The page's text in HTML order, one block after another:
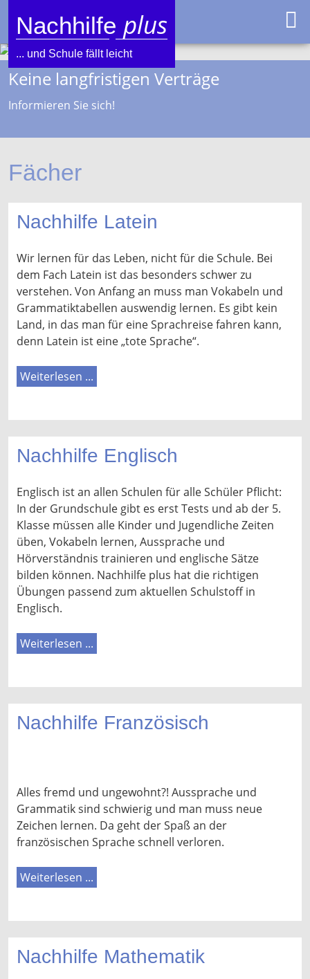
Nachhilfeplus
... und Schule fällt leicht
Keine langfristigen Verträge
Informieren Sie sich!
Fächer
Nachhilfe Latein
Wir lernen für das Leben, nicht für die Schule. Bei
dem Fach Latein ist das besonders schwer zu
verstehen. Von Anfang an muss man Vokabeln und
Grammatiktabellen auswendig lernen. Es gibt kein
Land, in das man für eine Sprachreise fahren kann,
denn Latein ist eine „tote Sprache“.
Weiterlesen ...
Nachhilfe Englisch
Englisch ist an allen Schulen für alle Schüler Pflicht:
In der Grundschule gibt es erst Tests und ab der 5.
Klasse müssen alle Kinder und Jugendliche Zeiten
üben, Vokabeln lernen, Aussprache und
Hörverständnis trainieren und englische Sätze
bilden können. Nachhilfe plus hat die richtigen
Übungen passend zum aktuellen Schulstoff in
Englisch.
Weiterlesen ...
Nachhilfe Französisch
Alles fremd und ungewohnt?! Aussprache und
Grammatik sind schwierig und man muss neue
Zeichen lernen. Da geht der Spaß an der
französischen Sprache schnell verloren.
Weiterlesen ...
Nachhilfe Mathematik